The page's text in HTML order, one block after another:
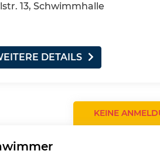
13, Schwimmhalle
DETAILS
KEINE